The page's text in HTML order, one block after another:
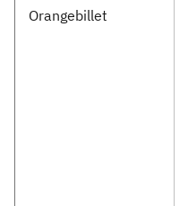
Orangebillet